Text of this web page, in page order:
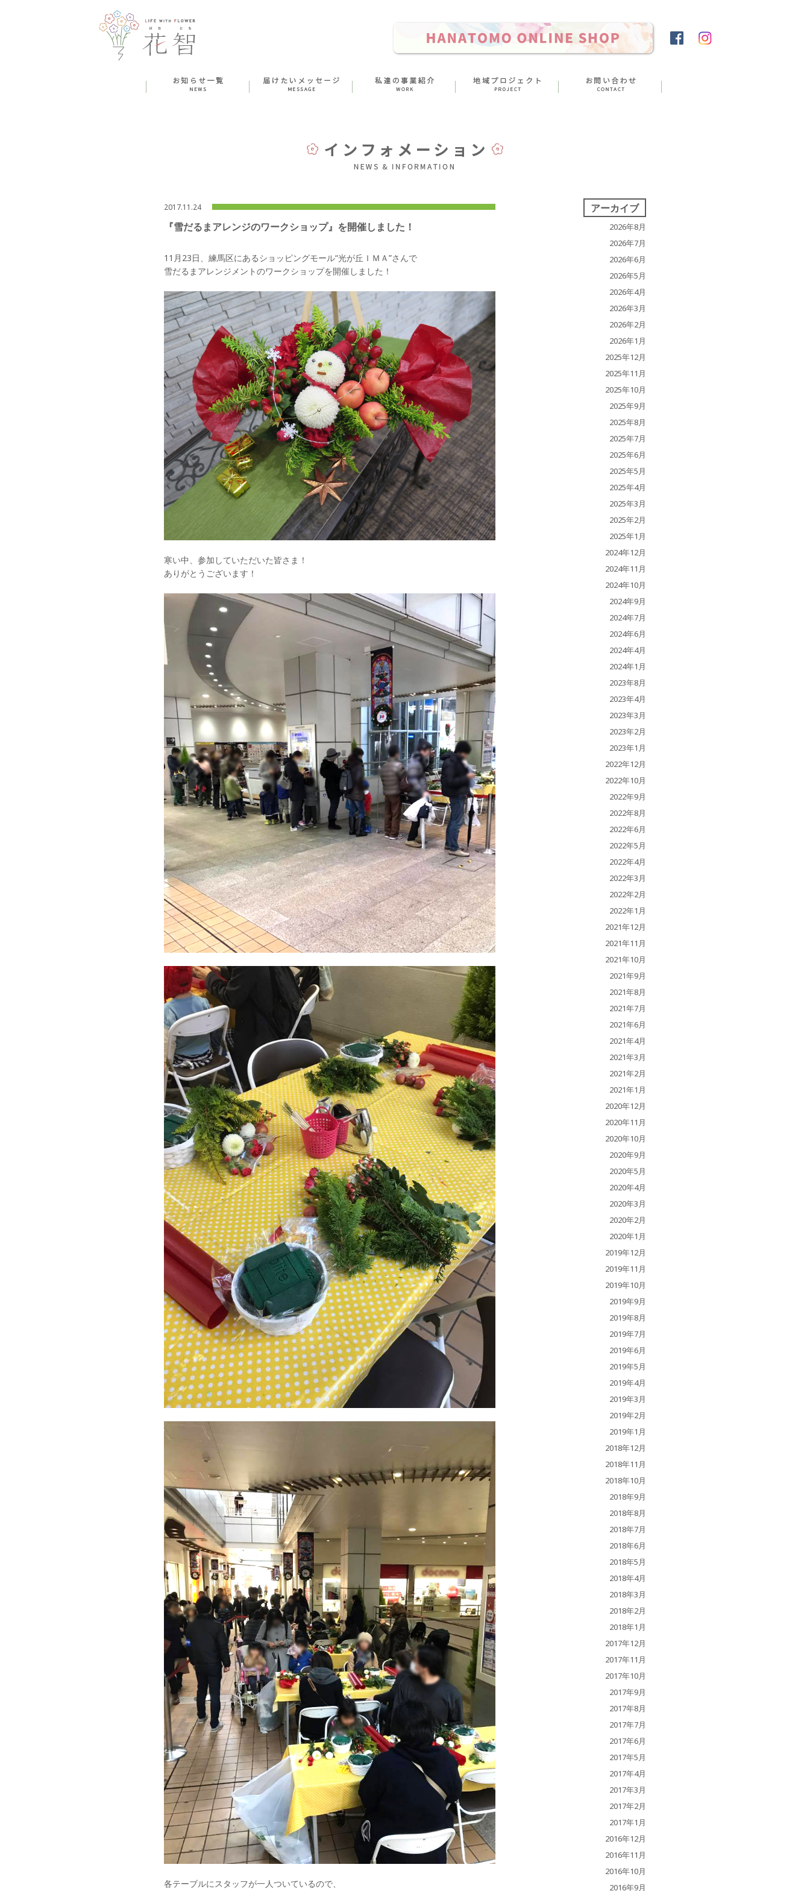
アーカイブ
2026年8月
2026年7月
2026年6月
2026年5月
2026年4月
2026年3月
2026年2月
2026年1月
2025年12月
2025年11月
2025年10月
2025年9月
2025年8月
2025年7月
2025年6月
2025年5月
2025年4月
2025年3月
2025年2月
2025年1月
2024年12月
2024年11月
2024年10月
2024年9月
2024年7月
2024年6月
2024年4月
2024年1月
2023年8月
2023年4月
2023年3月
2023年2月
2023年1月
2022年12月
2022年10月
2022年9月
2022年8月
2022年6月
2022年5月
2022年4月
2022年3月
2022年2月
2022年1月
2021年12月
2021年11月
2021年10月
2021年9月
2021年8月
2021年7月
2021年6月
2021年4月
2021年3月
2021年2月
2021年1月
2020年12月
2020年11月
2020年10月
2020年9月
2020年5月
2020年4月
2020年3月
2020年2月
2020年1月
2019年12月
2019年11月
2019年10月
2019年9月
2019年8月
2019年7月
2019年6月
2019年5月
2019年4月
2019年3月
2019年2月
2019年1月
2018年12月
2018年11月
2018年10月
2018年9月
2018年8月
2018年7月
2018年6月
2018年5月
2018年4月
2018年3月
2018年2月
2018年1月
2017年12月
2017年11月
2017年10月
2017年9月
2017年8月
2017年7月
2017年6月
2017年5月
2017年4月
2017年3月
2017年2月
2017年1月
2016年12月
2016年11月
2016年10月
2016年9月
2017.11.24
『雪だるまアレンジのワークショップ』を開催しました！
11月23日、練馬区にあるショッピングモール“光が丘ＩＭＡ”さんで
雪だるまアレンジメントのワークショップを開催しました！
寒い中、参加していただいた皆さま！
ありがとうございます！
各テーブルにスタッフが一人ついているので、